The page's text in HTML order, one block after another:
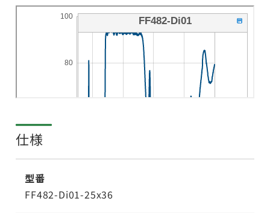
仕様
型番
FF482-Di01-25x36